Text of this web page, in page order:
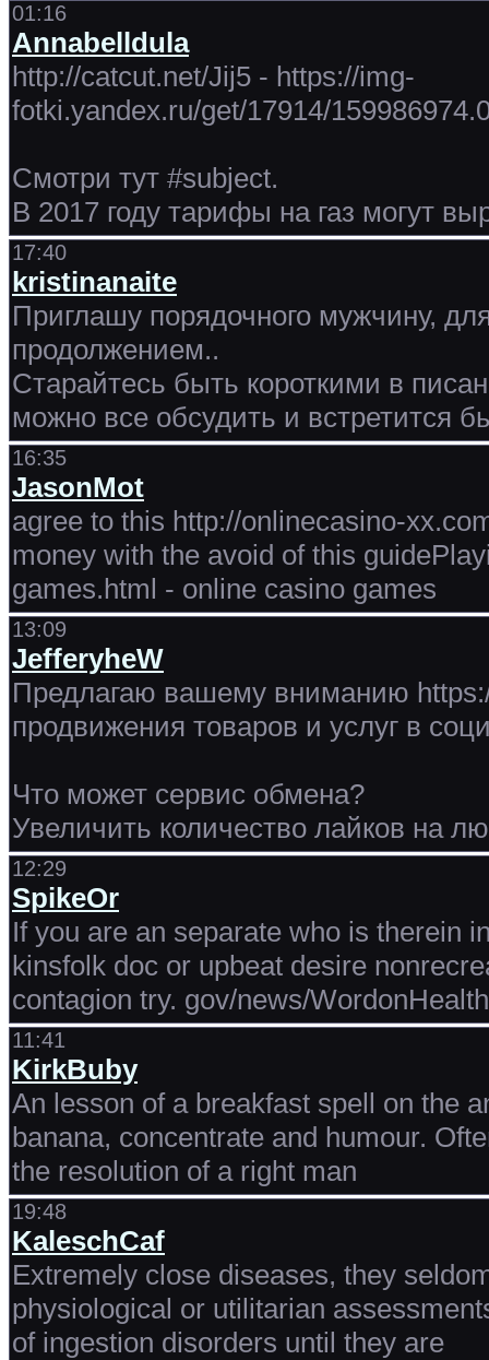
01:16
Annabelldula
http://catcut.net/Jij5 - https://img-
fotki.yandex.ru/get/17914/
Смотри тут #subject.
В 2017 году тарифы на газ могут
17:40
kristinanaite
Приглашу порядочного мужчину,
продолжением..
Старайтесь быть короткими в
можно все обсудить и встретится
16:35
JasonMot
agree to this http://onlinecasino-
money with the avoid of this
games.html - online casino games
13:09
JefferyheW
Предлагаю вашему вниманию
продвижения товаров и услуг в
Что может сервис обмена?
Увеличить количество лайков на
12:29
SpikeOr
If you are an separate who is therein
kinsfolk doc or upbeat desire
contagion try. gov/news/
11:41
KirkBuby
An lesson of a breakfast spell on the
banana, concentrate and humour.
the resolution of a right man
19:48
KaleschCaf
Extremely close diseases, they
physiological or utilitarian
of ingestion disorders until they are